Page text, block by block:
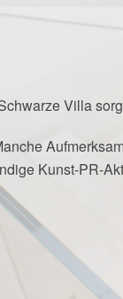
Villa
Kunst-PR-